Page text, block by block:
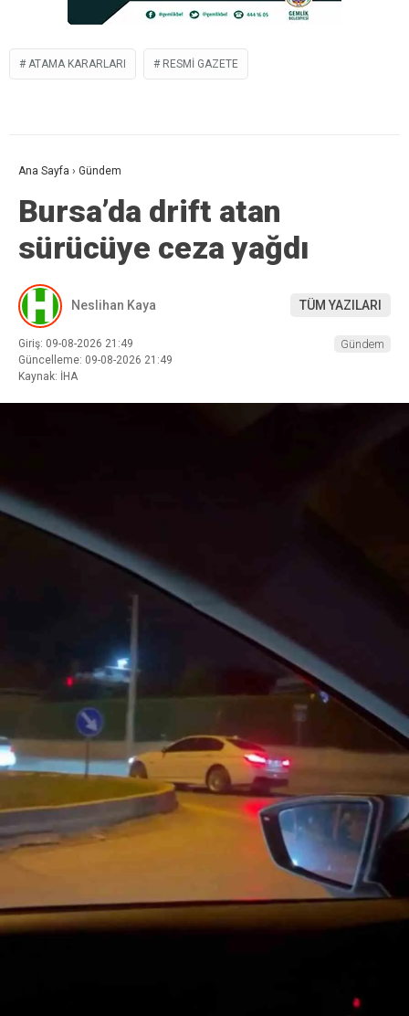
ATAMA KARARLARI RESMI GAZETE
Ana Sayfa › Gündem
Bursa’da drift atan
sürücüye ceza yağdı
Neslihan Kaya TÜM YAZILARI
Giriş: 09-08-2026 21:49
Güncelleme: 09-08-2026 21:49
Kaynak: İHA
Gündem